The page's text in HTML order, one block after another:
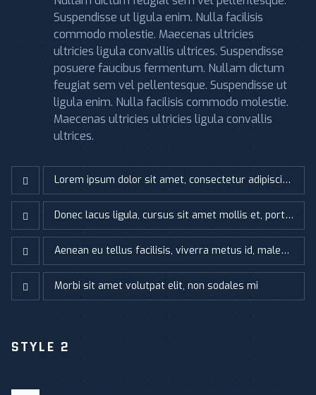
Suspendisse ut ligula enim. Nulla facilisis
commodo molestie. Maecenas ultricies
ultricies ligula convallis ultrices. Suspendisse
posuere faucibus fermentum. Nullam dictum
feugiat sem vel pellentesque. Suspendisse ut
ligula enim. Nulla facilisis commodo molestie.
Maecenas ultricies ultricies ligula convallis
ultrices.
Lorem ipsum dolor sit amet, consectetur adipiscing elit
Donec lacus ligula, cursus sit amet mollis et, porttitor a sapien
Aenean eu tellus facilisis, viverra metus id, malesuada elit
Morbi sit amet volutpat elit, non sodales mi
STYLE 2